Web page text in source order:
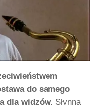
do samego
dla widzów. Słynna